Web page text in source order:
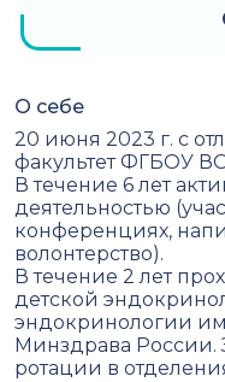
О себе
20 июня 2023 г. с
факультет ФГБОУ
В течение 6 лет
деятельностью
конференциях,
волонтерство).
В течение 2 лет
детской
эндокринологии
Минздрава России.
ротации в